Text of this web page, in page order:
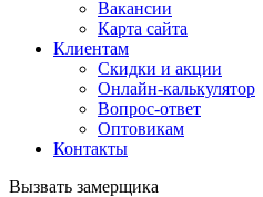
Вакансии
Карта сайта
Клиентам
Скидки и акции
Онлайн-калькулятор
Вопрос-ответ
Оптовикам
Контакты
Вызвать замерщика